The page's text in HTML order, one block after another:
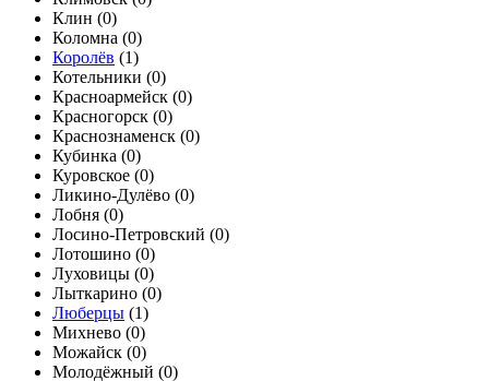
Клин (0)
Коломна (0)
Королёв (1)
Котельники (0)
Красноармейск (0)
Красногорск (0)
Краснознаменск (0)
Кубинка (0)
Куровское (0)
Ликино-Дулёво (0)
Лобня (0)
Лосино-Петровский (0)
Лотошино (0)
Луховицы (0)
Лыткарино (0)
Люберцы (1)
Михнево (0)
Можайск (0)
Молодёжный (0)